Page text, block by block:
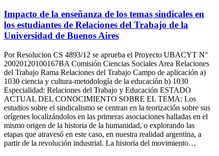
Impacto de la enseñanza de los temas sindicales en
los estudiantes de Relaciones del Trabajo de la
Universidad de Buenos Aires
Por Resolucion CS 4893/12 se aprueba el Proyecto UBACYT N°
20020120100167BA Comisión Ciencias Sociales Area Relaciones
del Trabajo Rama Relaciones del Trabajo Campo de aplicación a)
1030 ciencia y cultura-metodología de la educación b) 1030
Especialidad: Relaciones del Trabajo y Educación ESTADO
ACTUAL DEL CONOCIMIENTO SOBRE EL TEMA: Los
estudios sobre el sindicalismo se centran en la teorización sobre sus
orígenes localizándolos en las primeras asociaciones halladas en el
mismo origen de la historia de la humanidad, o explorando las
etapas que atravesó en este caso, en nuestra realidad argentina, a
partir de la revolución industrial. La historia del movimiento…